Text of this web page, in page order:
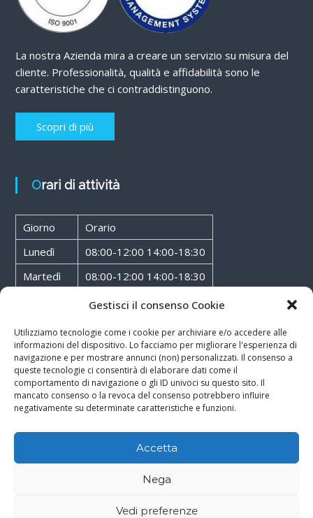
Gestisci il consenso Cookie
Utilizziamo tecnologie come i cookie per archiviare e/o accedere alle
informazioni del dispositivo. Lo facciamo per migliorare l'esperienza di
navigazione e per mostrare annunci (non) personalizzati. Il consenso a
queste tecnologie ci consentirà di elaborare dati come il
comportamento di navigazione o gli ID univoci su questo sito. Il
mancato consenso o la revoca del consenso potrebbero influire
negativamente su determinate caratteristiche e funzioni.
Accetta
Nega
Vedi preferenze
La nostra Azienda mira a creare un servizio su misura del
cliente. Professionalità, qualità e affidabilità sono le
caratteristiche che ci contraddistinguono.
Scopri di più
Orari di attività
Giorno
Orario
Lunedì
08:00-12:00 14:00-18:30
Martedì
08:00-12:00 14:00-18:30
08:00-12:00 14:00-18:30
Giovedì
08:00-12:00 14:00-18:30
Venerdì
08:00-12:00 14:00-18:30
Sabato
08:00-12:00
Rossoxweb